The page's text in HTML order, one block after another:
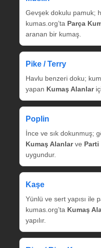
Gevşek dokulu pamuk;
kumas.org’ta Parça
aranan bir kumaş.
Pike / Terry
Havlu benzeri doku;
yapan Kumaş Alanlar
Poplin
İnce ve sık dokunmuş;
Kumaş Alanlarve Parti
uygundur.
Kaşe
Yünlü ve sert yapısı ile
kumas.org’ta Kumaş
yapılır.